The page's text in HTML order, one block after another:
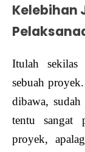
Kelebihan
Itulah sekilas
sebuah
dibawa,
tentu sangat
proyek,